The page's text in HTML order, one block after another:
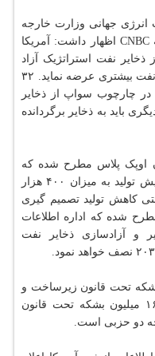
انرژی جهانی وزارت خارجه
آمریکا روز دوشنبه در مصاحبه با شبکه CNBC اظهار داشت: آمریکا
نفت استراتژیک آزاد
کند. آمریکا به اندازه کافی نفت دارد تا نفت بیشتری عرضه نماید. ۳۲
بشکه نفت در چارچوب سواپ از ذخایر
باید به ذخایر برگردانده
اوپک پلاس مطرح شده که
مقرر است طی آن درباره برنامه افزایش تولید به میزان ۴۰۰ هزار
کاهش تولید تصمیم گیری
شده که اداره اطلاعات
و آزادسازی ذخایر نفت
شامل ۸۷.۶ میلیون بشکه تحت قانون زیرساخت و
مشاغل بین سال ۲۰۲۸ تا ۲۰۲۳ و ۱۶۰ میلیون بشکه تحت قانون
دو حزبی است.